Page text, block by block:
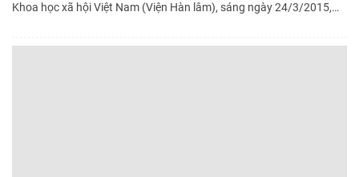
Khoa học xã hội Việt Nam (Viện Hàn lâm), sáng ngày 24/3/2015,…